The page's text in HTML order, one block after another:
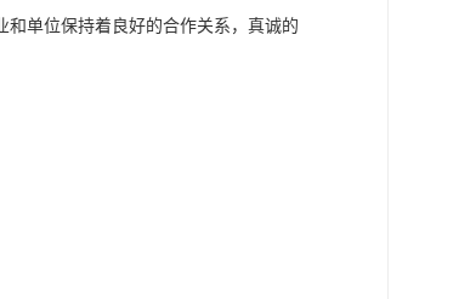
单位保持着良好的合作关系，真诚的